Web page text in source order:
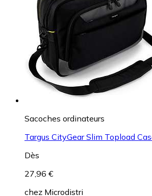
Sacoches ordinateurs
Targus CityGear Slim Topload
Dès
27,96 €
chez Microdistri